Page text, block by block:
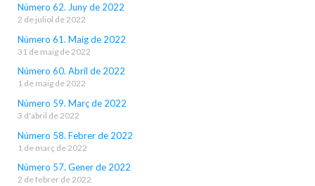
Número 62. Juny de 2022
2 de juliol de 2022
Número 61. Maig de 2022
31 de maig de 2022
Número 60. Abril de 2022
1 de maig de 2022
Número 59. Març de 2022
3 d'abril de 2022
Número 58. Febrer de 2022
1 de març de 2022
Número 57. Gener de 2022
2 de febrer de 2022